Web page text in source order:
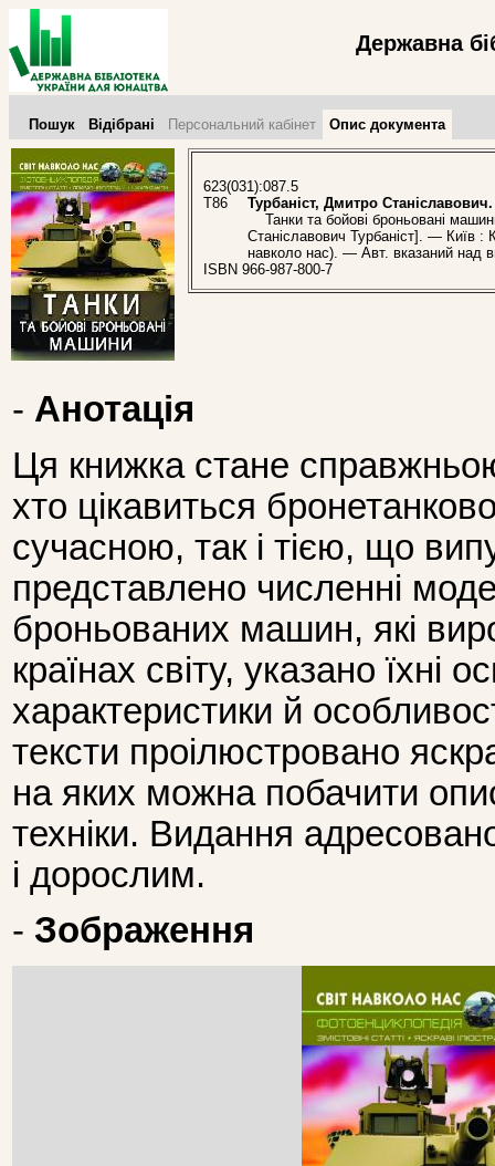
Державна
Пошук Відібрані Персональний кабінет Опис документа
623(031):087.5
Т86
Турбаніст, Дмитро Станіславович.
Танки та бойові броньовані
Станіславович Турбаніст]. — Київ
навколо нас). — Авт. вказаний над
ISBN 966-987-800-7
- Анотація
Ця книжка стане
хто цікавиться
сучасною, так і тією, що
представлено численні
броньованих машин, які
країнах світу, указано їхні
характеристики й
тексти проілюстровано
на яких можна побачити
техніки. Видання
і дорослим.
- Зображення